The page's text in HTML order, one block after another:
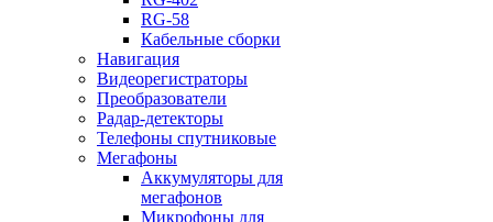
RG-58
Кабельные сборки
Навигация
Видеорегистраторы
Преобразователи
Радар-детекторы
Телефоны спутниковые
Мегафоны
Аккумуляторы для
мегафонов
Микрофоны для